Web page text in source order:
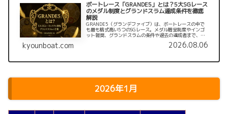
ボートレース「GRANDE5」とは？5大SGレース
のメダル制度とグランドスラム達成条件を徹底
解説
GRANDE5（グランデファイブ）は、ボートレースの中で
も最も格式高い5つのSGレース。メダル贈呈制度やインゴ
ット報奨、グランドスラムの条件や過去の達成者まで、
kyounboat.com 2026.08.06
2026年1月